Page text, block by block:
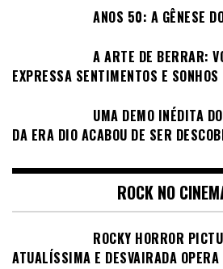
ANOS 50: A GÊNESE
A ARTE DE BERRAR:
EXPRESSA SENTIMENTOS E SONHOS
UMA DEMO INÉDITA
DA ERA DIO ACABOU DE SER
ROCK NO
ROCKY HORROR
ATUALÍSSIMA E DESVAIRADA OPERA